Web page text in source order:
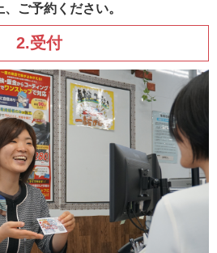
ご予約ください。
2.受付